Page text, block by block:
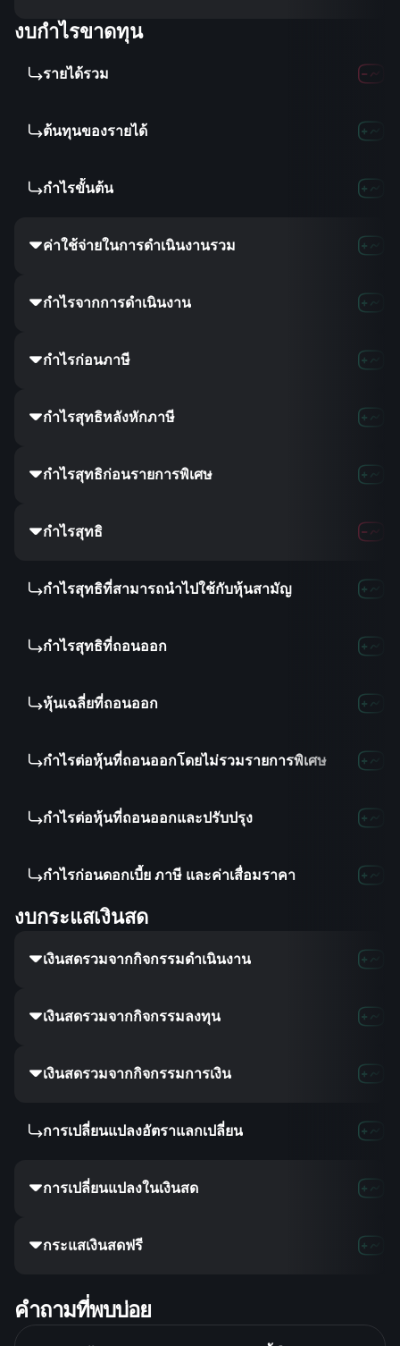
งบกำไรขาดทุน
รายได้รวม
ต้นทุนของรายได้
กำไรขั้นต้น
ค่าใช้จ่ายในการดำเนินงานรวม
กำไรจากการดำเนินงาน
กำไรก่อนภาษี
กำไรสุทธิหลังหักภาษี
กำไรสุทธิก่อนรายการพิเศษ
กำไรสุทธิ
กำไรสุทธิที่สามารถนำไปใช้กับหุ้นสามัญ
กำไรสุทธิที่ถอนออก
หุ้นเฉลี่ยที่ถอนออก
กำไรต่อหุ้นที่ถอนออกโดยไม่รวมรายการพิเศษ
กำไรต่อหุ้นที่ถอนออกและปรับปรุง
กำไรก่อนดอกเบี้ย ภาษี และค่าเสื่อมราคา
งบกระแสเงินสด
เงินสดรวมจากกิจกรรมดำเนินงาน
เงินสดรวมจากกิจกรรมลงทุน
เงินสดรวมจากกิจกรรมการเงิน
การเปลี่ยนแปลงอัตราแลกเปลี่ยน
การเปลี่ยนแปลงในเงินสด
กระแสเงินสดฟรี
คำถามที่พบบ่อย